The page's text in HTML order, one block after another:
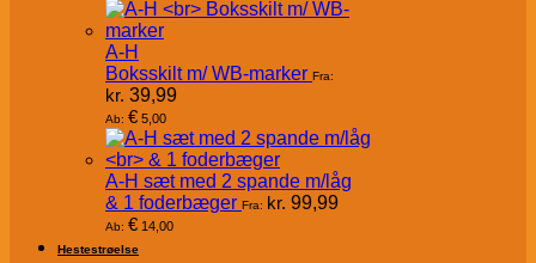
A-H
Boksskilt m/ WB-marker Fra:
kr. 39,99
Ab: € 5,00
A-H sæt med 2 spande m/låg
& 1 foderbæger Fra: kr. 99,99
Ab: € 14,00
Hestestrøelse